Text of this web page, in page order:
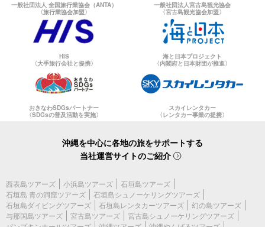
一般社団法人 全国旅行業協会（ANTA）
〈旅行業協会加盟〉
一般社団法人宮古島観光協会
〈宮古島観光協会加盟〉
HIS
〈大手旅行会社と提携〉
海と日本プロジェクト
〈内閣府と日本財団が推進〉
おきなわSDGsパートナー
〈SDGsの普及活動を実施〉
スカイレンタカー
〈レンタカー事業の提携〉
沖縄を中心に各地の旅をサポートする
当社運営サイトのご紹介
西表島ツアーズ 小浜島ツアーズ
石垣島ツアーズ
石垣島 青の洞窟ツアーズ
石垣島シュノーケリングツアーズ
石垣島ダイビングツアーズ
石垣島レンタカーツアーズ
幻の島ツアーズ
与那国島ツアーズ
宮古島ツアーズ
宮古島シュノーケリングツアーズ